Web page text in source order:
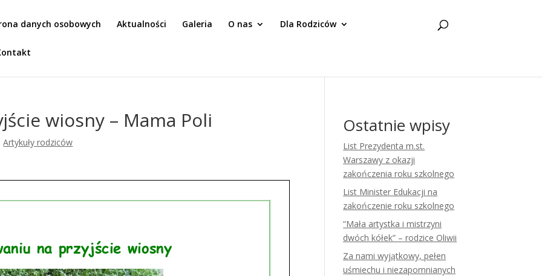
danych osobowych Aktualności Galeria O nas Dla Rodziców
wiosny – Mama Poli
Artykuły rodziców
Ostatnie wpisy
List Prezydenta m.st.
Warszawy z okazji
zakończenia roku szkolnego
List Minister Edukacji na
zakończenie roku szkolnego
“Mała artystka i mistrzyni
dwóch kółek” – rodzice Oliwii
Za nami wyjątkowy, pełen
uśmiechu i niezapomnianych